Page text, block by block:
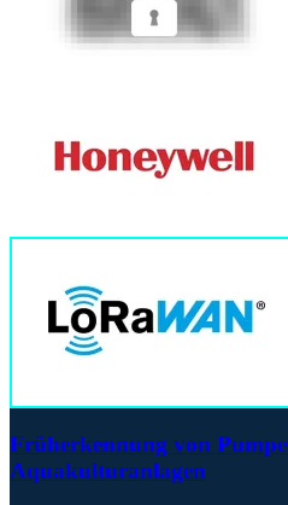
Früherkennung von
Aquakulturanlagen